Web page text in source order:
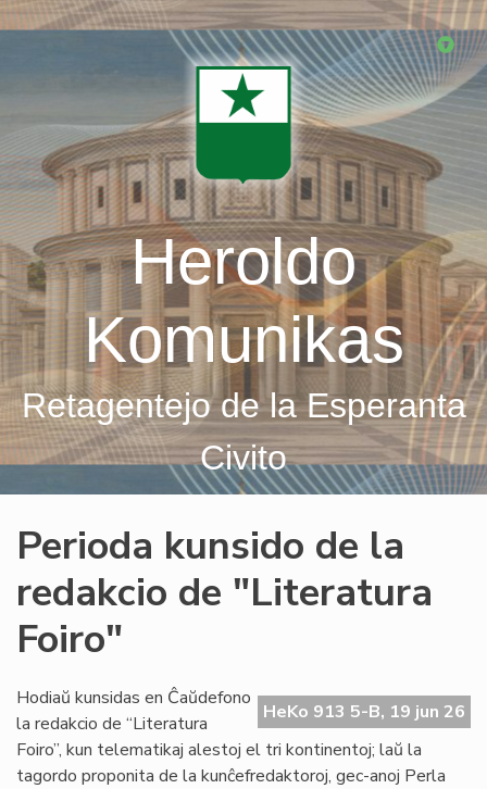
Skip
Heroldo
Komunikas
Retagentejo de la Esperanta
Civito
Perioda kunsido de la
redakcio de "Literatura
Foiro"
HeKo 913 5-B, 19 jun 26
Hodiaŭ kunsidas en Ĉaŭdefono
la redakcio de “Literatura
Foiro”, kun telematikaj alestoj el tri kontinentoj; laŭ la
tagordo proponita de la kunĉefredaktoroj, gec-anoj Perla